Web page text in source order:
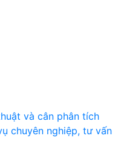
và cân phân tích
chuyên nghiệp, tư vấn